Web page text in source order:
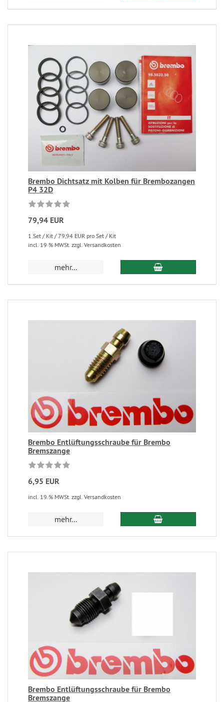
Brembo Dichtsatz mit Kolben für Brembozangen
P4 32D
79,94 EUR
1 Set / Kit / 79,94 EUR pro Set / Kit
incl. 19 % MWSt. zzgl. Versandkosten
mehr...
Brembo Entlüftungsschraube für Brembo
Bremszange
6,95 EUR
incl. 19 % MWSt. zzgl. Versandkosten
mehr...
Brembo Entlüftungsschraube für Brembo
Bremszange